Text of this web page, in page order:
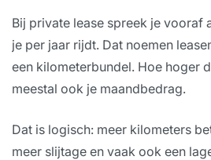
Bij private lease spreek je vooraf
je per jaar rijdt. Dat noemen
een kilometerbundel. Hoe hoger
meestal ook je maandbedrag.
Dat is logisch: meer kilometers
meer slijtage en vaak ook een